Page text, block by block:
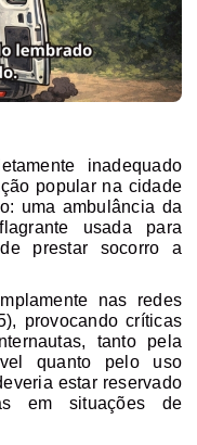
inadequado
popular na cidade
uma ambulância da
usada para
prestar socorro a
nas redes
provocando críticas
tanto pela
quanto pelo uso
estar reservado
em situações de